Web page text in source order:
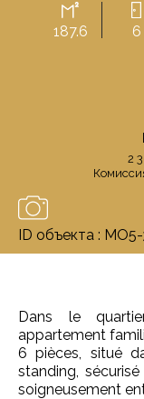
187.6 6
2
ID объекта :
Dans le
appartement
6 pièces, situé
standing,
soigneusement